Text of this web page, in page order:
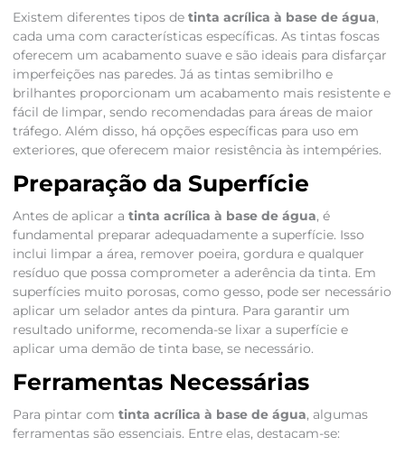
Existem diferentes tipos de tinta acrílica à base de água,
cada uma com características específicas. As tintas foscas
oferecem um acabamento suave e são ideais para disfarçar
imperfeições nas paredes. Já as tintas semibrilho e
brilhantes proporcionam um acabamento mais resistente e
fácil de limpar, sendo recomendadas para áreas de maior
tráfego. Além disso, há opções específicas para uso em
exteriores, que oferecem maior resistência às intempéries.
Preparação da Superfície
Antes de aplicar a tinta acrílica à base de água, é
fundamental preparar adequadamente a superfície. Isso
inclui limpar a área, remover poeira, gordura e qualquer
resíduo que possa comprometer a aderência da tinta. Em
superfícies muito porosas, como gesso, pode ser necessário
aplicar um selador antes da pintura. Para garantir um
resultado uniforme, recomenda-se lixar a superfície e
aplicar uma demão de tinta base, se necessário.
Ferramentas Necessárias
Para pintar com tinta acrílica à base de água, algumas
ferramentas são essenciais. Entre elas, destacam-se: